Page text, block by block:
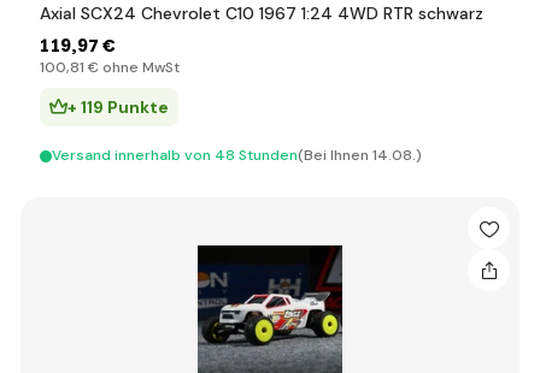
Axial SCX24 Chevrolet C10 1967 1:24 4WD RTR schwarz
119,97 €
100,81 € ohne MwSt
+ 119 Punkte
Versand innerhalb von 48 Stunden(Bei Ihnen 14.08.)